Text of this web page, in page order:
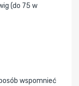
(do 75 w
wspomnieć